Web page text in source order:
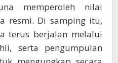
memperoleh nilai
resmi. Di samping itu,
terus berjalan melalui
serta pengumpulan